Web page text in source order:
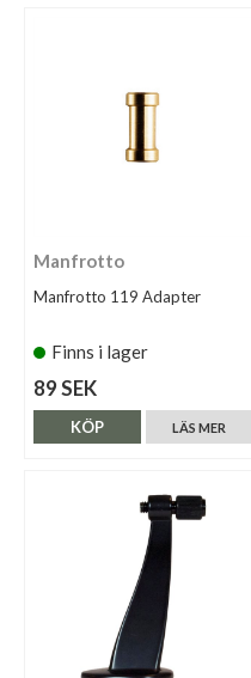
Manfrotto
Manfrotto 119 Adapter
Finns i lager
89 SEK
LÄS MER
KÖP